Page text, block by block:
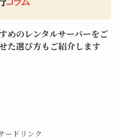
めのレンタルサーバーをご
た選び方もご紹介します
ードリンク